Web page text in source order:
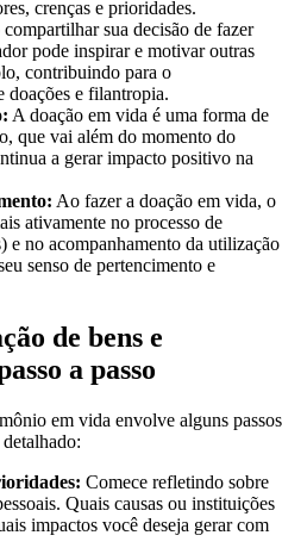
crenças e prioridades.
sua decisão de fazer
pode inspirar e motivar outras
contribuindo para o
doações e filantropia.
A doação em vida é uma forma de
que vai além do momento do
a gerar impacto positivo na
Ao fazer a doação em vida, o
ativamente no processo de
e no acompanhamento da utilização
senso de pertencimento e
de bens e
a passo
em vida envolve alguns passos
Comece refletindo sobre
Quais causas ou instituições
impactos você deseja gerar com